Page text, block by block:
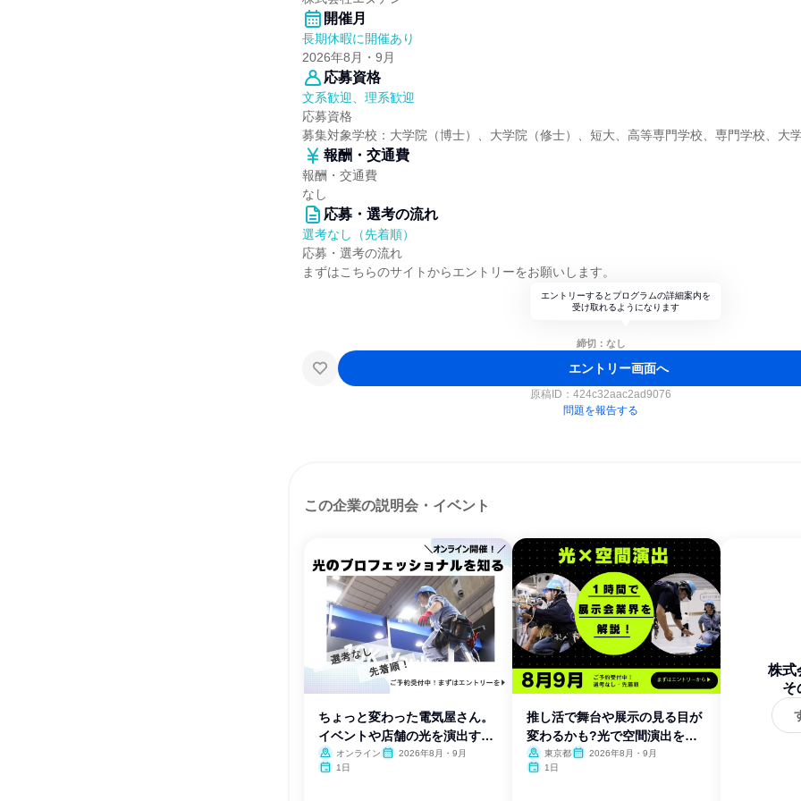
開催月
長期休暇に開催あり
2026年8月・9月
応募資格
文系歓迎、理系歓迎
応募資格
募集対象学校：大学院（博士）、大学院（修士）、短大、高等専門学校、専門学校、大
報酬・交通費
報酬・交通費
なし
応募・選考の流れ
選考なし（先着順）
応募・選考の流れ
まずはこちらのサイトからエントリーをお願いします。
エントリーするとプログラムの詳細案内を
受け取れるようになります
締切：なし
エントリー画面へ
原稿ID： 424c32aac2ad9076
問題を報告する
この企業の説明会・イベント
ちょっと変わった電気屋さん。
イベントや店舗の光を演出する
仕事オンライン
2026年8月・9月
1日
推し活で舞台や展示の見る目が
変わるかも?光で空間演出を体
験 東京都
2026年8月・9月
1日
株式
そ